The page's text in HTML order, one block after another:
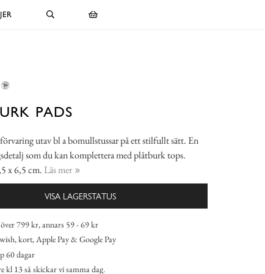
PADS
utav bl a bomullstussar på ett stilfullt sätt. En
som du kan komplettera med plåtburk tops.
x 6,5 cm. Läs mer
VISA LAGERSTATUS
799 kr, annars 59 - 69 kr
kort, Apple Pay & Google Pay
60 dagar
kl 13 så skickar vi samma dag.